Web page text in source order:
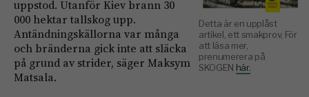
Detta är en upplåst
artikel, ett smakprov, För
att läsa mer,
prenumerera på
SKOGEN här.
uppstod. Utanför Kiev brann 30
000 hektar tallskog upp.
Antändningskällorna var många
och bränderna gick inte att släcka
på grund av strider, säger Maksym
Matsala.